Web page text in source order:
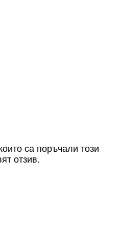
са поръчали този
отзив.